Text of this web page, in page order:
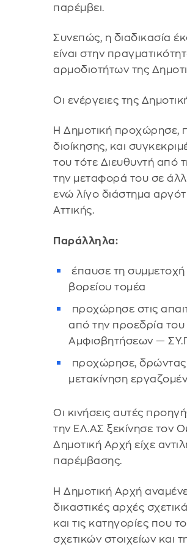
παρέμβει.
Συνεπώς, η διαδικασία
είναι στην
αρμοδιοτήτων της
Οι ενέργειες της
Η Δημοτική προχώρησε,
διοίκησης, και
του τότε Διευθυντή από
την μεταφορά του σε
ενώ λίγο διάστημα
Αττικής.
Παράλληλα:
έπαυσε τη
βορείου τομέα
⁠προχώρησε στις
από την προεδρία
Αμφισβητήσεων —
⁠προχώρησε, δρώντας
μετακίνηση
Οι κινήσεις αυτές
την ΕΛ.ΑΣ ξεκίνησε τον
Δημοτική Αρχή είχε
παρέμβασης.
Η Δημοτική Αρχή
δικαστικές αρχές
και τις κατηγορίες που
σχετικών στοιχείων και